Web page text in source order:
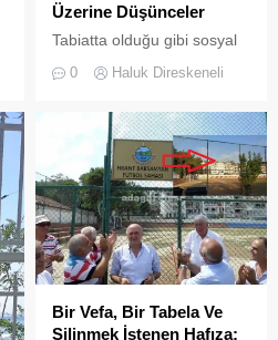
Üzerine Düşünceler
Tabiatta olduğu gibi sosyal
süre karşılıksız kalmaz;
süre sonra yeni biçimlerle
doldurulmaya adaydır.
0 Haluk Direskeneli
Bir Vefa, Bir Tabela Ve
Silinmek İstenen Hafıza: